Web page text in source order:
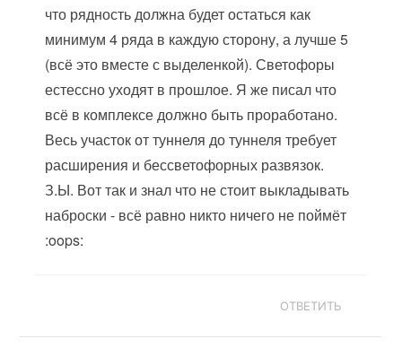
что рядность должна будет остаться как
минимум 4 ряда в каждую сторону, а лучше 5
(всё это вместе с выделенкой). Светофоры
естессно уходят в прошлое. Я же писал что
всё в комплексе должно быть проработано.
Весь участок от туннеля до туннеля требует
расширения и бессветофорных развязок.
З.Ы. Вот так и знал что не стоит выкладывать
наброски - всё равно никто ничего не поймёт
:oops:
ОТВЕТИТЬ